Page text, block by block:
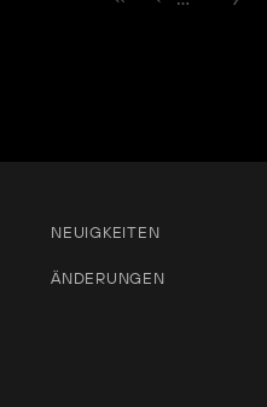
NEUIGKEITEN
ÄNDERUNGEN